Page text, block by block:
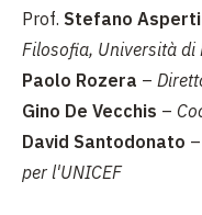
Prof. Stefano Asperti
Filosofia, Università di
Paolo Rozera –
Gino De Vecchis –
David Santodonato –
per l'UNICEF